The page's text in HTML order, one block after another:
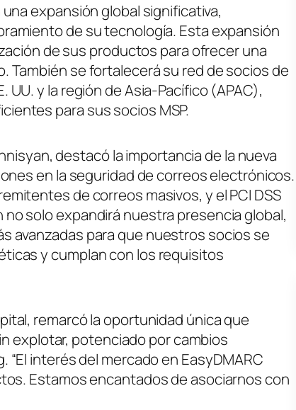
expansión global significativa,
de su tecnología. Esta expansión
de sus productos para ofrecer una
También se fortalecerá su red de socios de
UU. y la región de Asia-Pacífico (APAC),
para sus socios MSP.
destacó la importancia de la nueva
en la seguridad de correos electrónicos.
de correos masivos, y el PCI DSS
solo expandirá nuestra presencia global,
avanzadas para que nuestros socios se
y cumplan con los requisitos
remarcó la oportunidad única que
explotar, potenciado por cambios
interés del mercado en EasyDMARC
Estamos encantados de asociarnos con